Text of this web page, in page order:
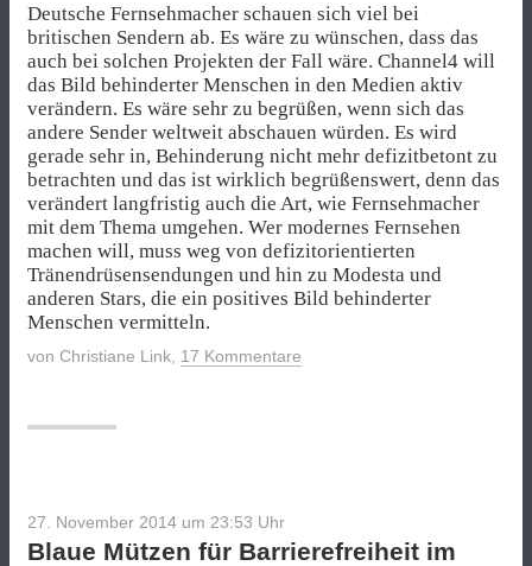
Deutsche Fernsehmacher schauen sich viel bei
britischen Sendern ab. Es wäre zu wünschen, dass das
auch bei solchen Projekten der Fall wäre. Channel4 will
das Bild behinderter Menschen in den Medien aktiv
verändern. Es wäre sehr zu begrüßen, wenn sich das
andere Sender weltweit abschauen würden. Es wird
gerade sehr in, Behinderung nicht mehr defizitbetont zu
betrachten und das ist wirklich begrüßenswert, denn das
verändert langfristig auch die Art, wie Fernsehmacher
mit dem Thema umgehen. Wer modernes Fernsehen
machen will, muss weg von defizitorientierten
Tränendrüsensendungen und hin zu Modesta und
anderen Stars, die ein positives Bild behinderter
Menschen vermitteln.
von Christiane Link 17 Kommentare
27. November 2014 um 23:53 Uhr
Blaue Mützen für Barrierefreiheit im